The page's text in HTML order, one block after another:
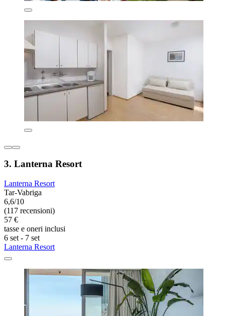
3. Lanterna Resort
Lanterna Resort
Tar-Vabriga
6,6/10
(117 recensioni)
57 €
tasse e oneri inclusi
6 set - 7 set
Lanterna Resort